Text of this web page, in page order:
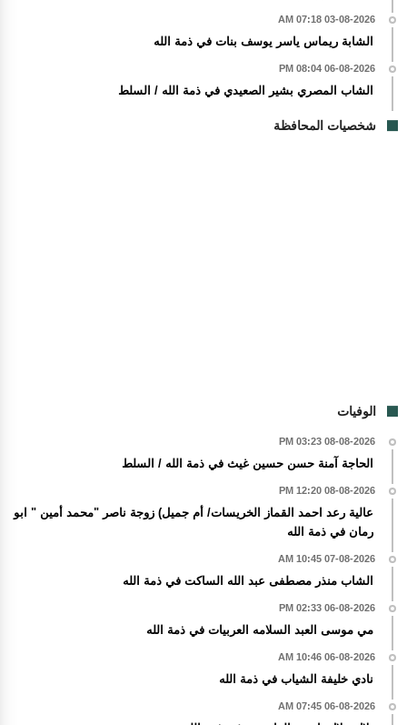
03-08-2026 07:18 AM
الشابة ريماس ياسر يوسف بنات في ذمة الله
06-08-2026 08:04 PM
الشاب المصري بشير الصعيدي في ذمة الله / السلط
شخصيات المحافظة
الوفيات
08-08-2026 03:23 PM
الحاجة آمنة حسن حسين غيث في ذمة الله / السلط
08-08-2026 12:20 PM
عالية رعد احمد القماز الخريسات/ أم جميل) زوجة ناصر "محمد أمين " ابو
رمان في ذمة الله
07-08-2026 10:45 AM
الشاب منذر مصطفى عبد الله الساكت في ذمة الله
06-08-2026 02:33 PM
مي موسى العبد السلامه العربيات في ذمة الله
06-08-2026 10:46 AM
نادي خليفة الشياب في ذمة الله
06-08-2026 07:45 AM